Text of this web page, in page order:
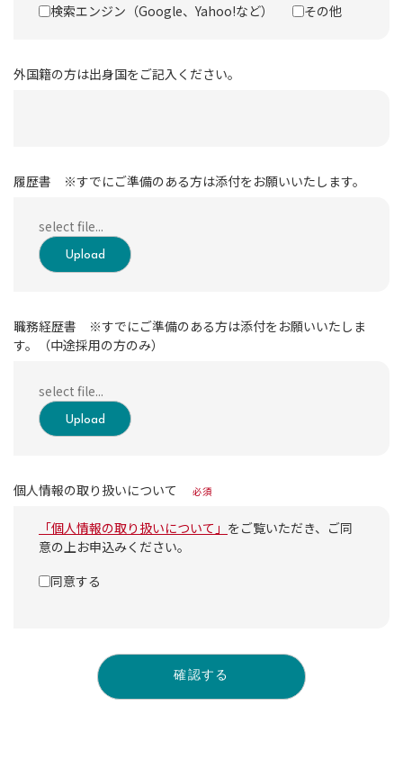
検索エンジン（Google、Yahoo!など）
その他
外国籍の方は出身国をご記入ください。
履歴書 ※すでにご準備のある方は添付をお願いいたします。
Upload
職務経歴書 ※すでにご準備のある方は添付をお願いいたしま
す。（中途採用の方のみ）
Upload
個人情報の取り扱いについて 必須
「個人情報の取り扱いについて」 をご覧いただき、ご同
意の上お申込みください。
同意する
確認する